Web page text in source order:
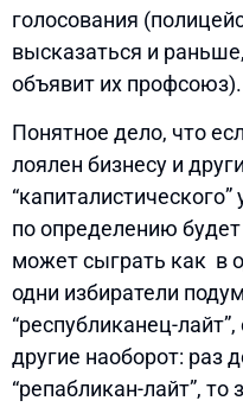
голосования
высказаться и
объявит их профсоюз).
Понятное дело, что
лоялен бизнесу и
по определению
может сыграть как в
одни избиратели
“республиканец-
другие наоборот: раз
“репабликан-лайт”,